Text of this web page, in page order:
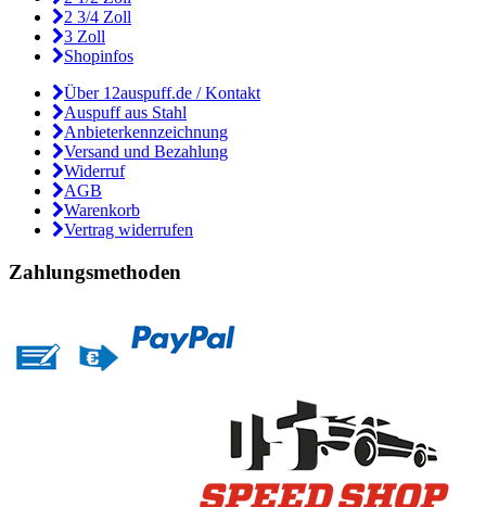
2 3/4 Zoll
3 Zoll
Shopinfos
Über 12auspuff.de / Kontakt
Auspuff aus Stahl
Anbieterkennzeichnung
Versand und Bezahlung
Widerruf
AGB
Warenkorb
Vertrag widerrufen
Zahlungsmethoden